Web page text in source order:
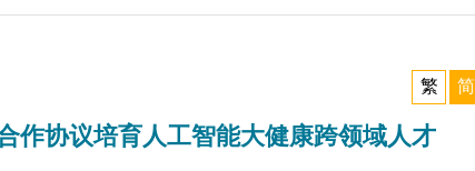
繁 简
作协议培育人工智能大健康跨领域人才